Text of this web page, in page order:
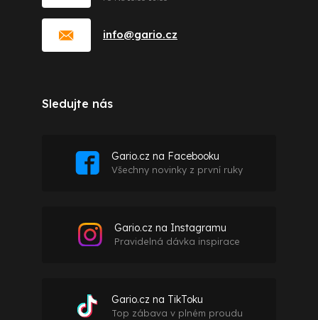
info@gario.cz
Sledujte nás
Gario.cz na Facebooku
Všechny novinky z první ruky
Gario.cz na Instagramu
Pravidelná dávka inspirace
Gario.cz na TikToku
Top zábava v plném proudu